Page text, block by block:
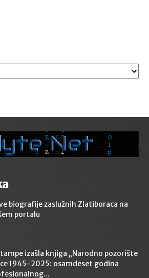
biografije zaslužnih Zlatiboraca na
portalu
izašla knjiga „Narodno pozorište
1945-2025: osamdeset godina